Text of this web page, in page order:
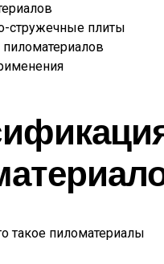
стружечные плиты